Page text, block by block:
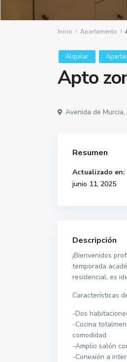
Inicio Apartamento
Alquilar
Apto
Avenida de
Resumen
Actualizado en:
junio 11, 2025
Descripción
¡Bienvenidos
temporada
residencial, es
Características
-Dos
-Cocina
comodidad.
-Amplio salón
-Conexión a